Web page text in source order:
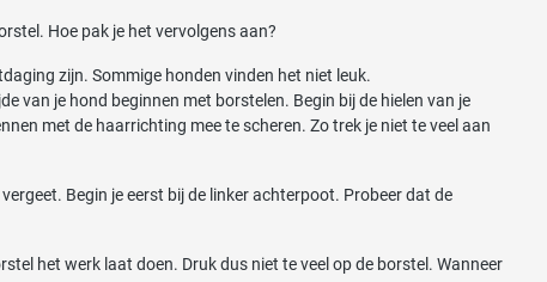
Hoe pak je het vervolgens aan?
zijn. Sommige honden vinden het niet leuk.
van je hond beginnen met borstelen. Begin bij de hielen van je
met de haarrichting mee te scheren. Zo trek je niet te veel aan
Begin je eerst bij de linker achterpoot. Probeer dat de
het werk laat doen. Druk dus niet te veel op de borstel. Wanneer